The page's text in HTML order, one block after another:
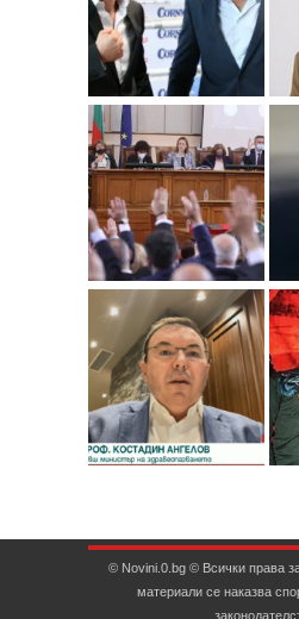
© Novini.0.bg © Всички права
материали се наказва